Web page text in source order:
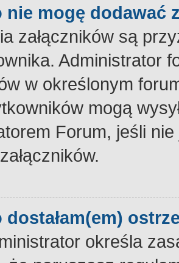
nie mogę dodawać
załączników są
Administrator
w określonym
mogą
Forum, jeśli
dostałam(em)
określa